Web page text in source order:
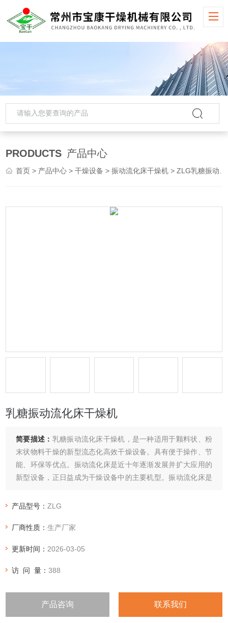
PRODUCTS 产品中心
首页 > 产品中心 >干燥设备 >振动流化床干燥机 > ZLG乳糖振动流化床干燥机
乳糖振动流化床干燥机
简要描述： 乳糖振动流化床干燥机，是一种适用于颗料状、粉
末状物料干燥的新型流态化高效干燥设备。具有便于操作、节
能、环保等优点。振动流化床是近十年逐渐发展并扩大应用的
新型设备，正日益成为干燥设备中的主要机型。振动流化床是
置。这个振动源依其激振方法可分为电动机法、电磁感应法、
产品型号：ZLG
厂商性质：生产厂家
更新时间： 2026-03-05
访 问 量：388
产品咨询 联系我们